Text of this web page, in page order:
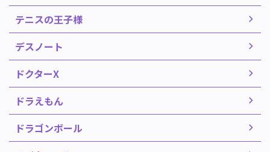
テニスの王子様
デスノート
ドクターX
ドラえもん
ドラゴンボール